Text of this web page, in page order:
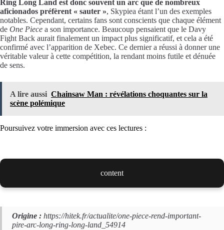
Ring Long Land est donc souvent un arc que de nombreux
aficionados préfèrent « sauter », Skypiea étant l’un des exemples
notables. Cependant, certains fans sont conscients que chaque élément
de One Piece a son importance. Beaucoup pensaient que le Davy
Fight Back aurait finalement un impact plus significatif, et cela a été
confirmé avec l’apparition de Xebec. Ce dernier a réussi à donner une
véritable valeur à cette compétition, la rendant moins futile et dénuée
de sens.
A lire aussi Chainsaw Man : révélations choquantes sur la
scène polémique
Poursuivez votre immersion avec ces lectures :
content
Origine : https://hitek.fr/actualite/one-piece-rend-important-
pire-arc-long-ring-long-land_54914